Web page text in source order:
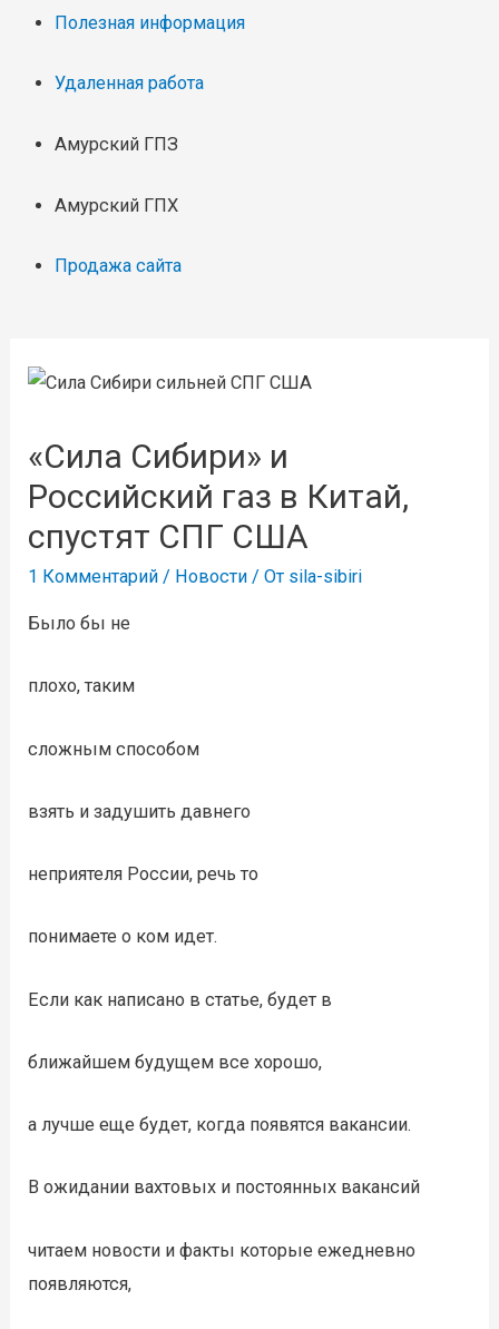
Полезная информация
Удаленная работа
Амурский ГПЗ
Амурский ГПХ
Продажа сайта
«Сила Сибири» и
Российский газ в Китай,
спустят СПГ США
1 Комментарий / Новости / От sila-sibiri
Было бы не
плохо, таким
сложным способом
взять и задушить давнего
неприятеля России, речь то
понимаете о ком идет.
Если как написано в статье, будет в
ближайшем будущем все хорошо,
а лучше еще будет, когда появятся вакансии.
В ожидании вахтовых и постоянных вакансий
читаем новости и факты которые ежедневно
появляются,